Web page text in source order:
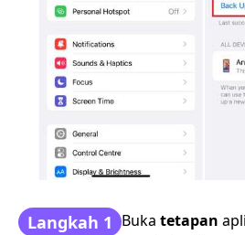
Langkah 1 Buka tetapan